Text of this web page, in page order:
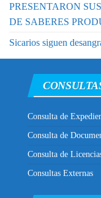
PRESENTARON
DE SABERES
Sicarios siguen
Consulta de
Consulta de
Consulta de
Consultas Externas